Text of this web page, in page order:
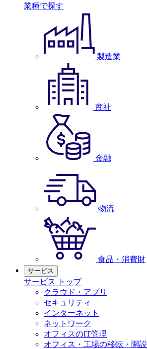
業種で探す
製造業
商社
金融
物流
食品・消費財
サービス
サービス トップ
クラウド・アプリ
セキュリティ
インターネット
ネットワーク
オフィスのIT管理
オフィス・工場の移転・開設